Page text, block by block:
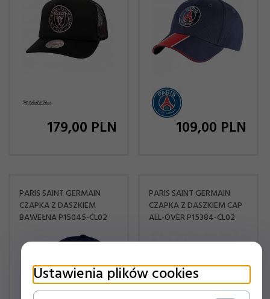
179,00 PLN 109,00 PLN
PARIS SAINT GERMAIN
CZAPKA Z DASZKIEM
BAWEŁNA P15045-CL02
PARIS SAINT GERMAIN
CZAPKA Z DASZKIEM CAP
ALL-OVER P15384-CL02
Ustawienia plików cookies